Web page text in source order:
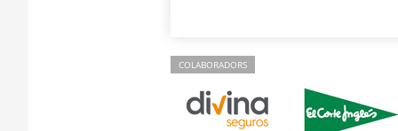
COLABORADORS